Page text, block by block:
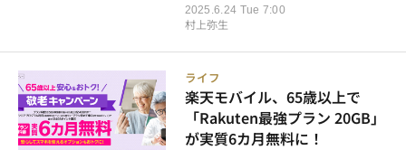
2025.6.24 Tue 7:00
村上弥生
ライフ
楽天モバイル、65歳以上で
「Rakuten最強プラン 20GB」
が実質6カ月無料に！